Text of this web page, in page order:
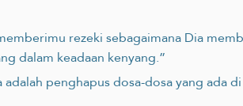
rezeki sebagaimana Dia
dalam keadaan kenyang.”
penghapus dosa-dosa yang ada di